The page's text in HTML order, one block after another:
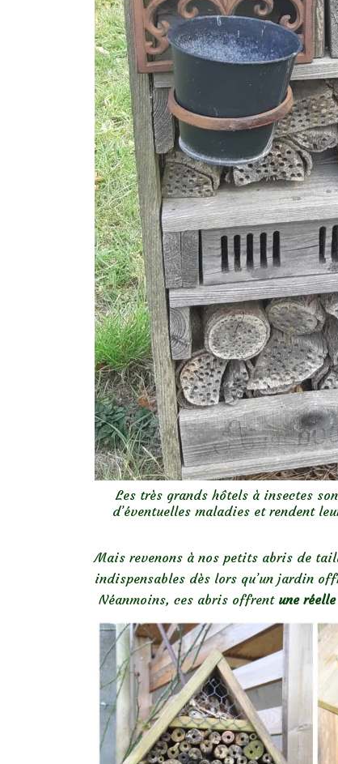
Les très grands hôtels à insectes
d’éventuelles maladies et rendent
Mais revenons à nos petits abris de
indispensables dès lors qu’un jardin
Néanmoins, ces abris offrent une